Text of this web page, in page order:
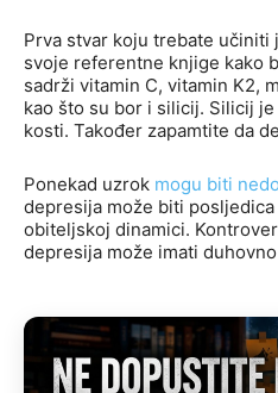
Prva stvar koju trebate
svoje referentne knjige kako
sadrži vitamin C, vitamin K2,
kao što su bor i silicij. Silicij
kosti. Također zapamtite da
Ponekad uzrok mogu biti
depresija može biti
obiteljskoj dinamici.
depresija može imati